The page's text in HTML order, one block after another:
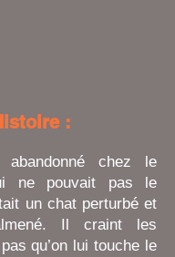
:
chez le
ne pouvait pas le
un chat perturbé et
Il craint les
qu’on lui touche le